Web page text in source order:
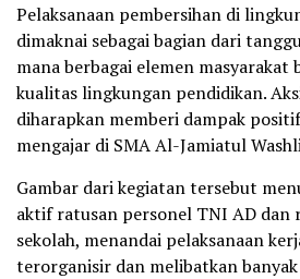
Pelaksanaan pembersihan di
dimaknai sebagai bagian dari
mana berbagai elemen
kualitas lingkungan pendidikan.
diharapkan memberi dampak
mengajar di SMA Al-Jamiatul
Gambar dari kegiatan tersebut
aktif ratusan personel TNI AD dan
sekolah, menandai pelaksanaan
terorganisir dan melibatkan